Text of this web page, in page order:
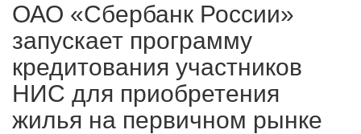
ОАО «Сбербанк России»
запускает программу
кредитования участников
НИС для приобретения
жилья на первичном рынке